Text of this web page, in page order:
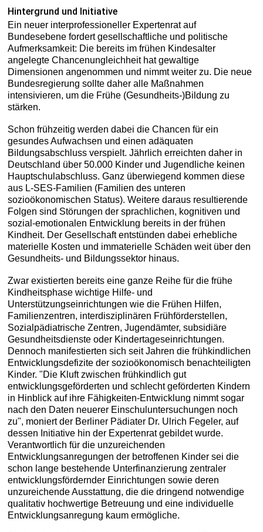
Hintergrund und Initiative
Ein neuer interprofessioneller Expertenrat auf
Bundesebene fordert gesellschaftliche und politische
Aufmerksamkeit: Die bereits im frühen Kindesalter
angelegte Chancenungleichheit hat gewaltige
Dimensionen angenommen und nimmt weiter zu. Die neue
Bundesregierung sollte daher alle Maßnahmen
intensivieren, um die Frühe (Gesundheits-)Bildung zu
stärken.
Schon frühzeitig werden dabei die Chancen für ein
gesundes Aufwachsen und einen adäquaten
Bildungsabschluss verspielt. Jährlich erreichten daher in
Deutschland über 50.000 Kinder und Jugendliche keinen
Hauptschulabschluss. Ganz überwiegend kommen diese
aus L-SES-Familien (Familien des unteren
sozioökonomischen Status). Weitere daraus resultierende
Folgen sind Störungen der sprachlichen, kognitiven und
sozial-emotionalen Entwicklung bereits in der frühen
Kindheit. Der Gesellschaft entstünden dabei erhebliche
materielle Kosten und immaterielle Schäden weit über den
Gesundheits- und Bildungssektor hinaus.
Zwar existierten bereits eine ganze Reihe für die frühe
Kindheitsphase wichtige Hilfe- und
Unterstützungseinrichtungen wie die Frühen Hilfen,
Familienzentren, interdisziplinären Frühförderstellen,
Sozialpädiatrische Zentren, Jugendämter, subsidiäre
Gesundheitsdienste oder Kindertageseinrichtungen.
Dennoch manifestierten sich seit Jahren die frühkindlichen
Entwicklungsdefizite der sozioökonomisch benachteiligten
Kinder. "Die Kluft zwischen frühkindlich gut
entwicklungsgeförderten und schlecht geförderten Kindern
in Hinblick auf ihre Fähigkeiten-Entwicklung nimmt sogar
nach den Daten neuerer Einschuluntersuchungen noch
zu", moniert der Berliner Pädiater Dr. Ulrich Fegeler, auf
dessen Initiative hin der Expertenrat gebildet wurde.
Verantwortlich für die unzureichenden
Entwicklungsanregungen der betroffenen Kinder sei die
schon lange bestehende Unterfinanzierung zentraler
entwicklungsfördernder Einrichtungen sowie deren
unzureichende Ausstattung, die die dringend notwendige
qualitativ hochwertige Betreuung und eine individuelle
Entwicklungsanregung kaum ermögliche.